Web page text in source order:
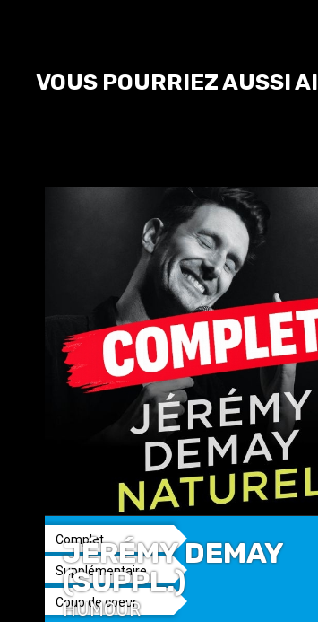
VOUS POURRIEZ AUSSI
Complet
Supplémentaire
Coup de coeur
JÉRÉMY DEMAY
(SUPPL.)
HUMOUR